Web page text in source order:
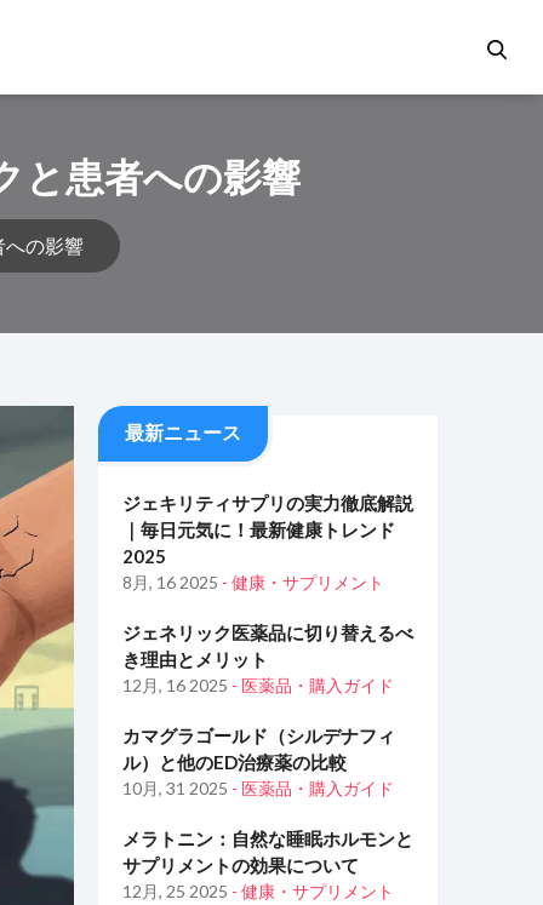
と患者への影響
への影響
最新ニュース
ジェキリティサプリの実力徹底解説
｜毎日元気に！最新健康トレンド
2025
8月, 16 2025 - 健康・サプリメント
ジェネリック医薬品に切り替えるべ
き理由とメリット
12月, 16 2025 - 医薬品・購入ガイド
カマグラゴールド（シルデナフィ
ル）と他のED治療薬の比較
10月, 31 2025 - 医薬品・購入ガイド
メラトニン：自然な睡眠ホルモンと
サプリメントの効果について
12月, 25 2025 - 健康・サプリメント